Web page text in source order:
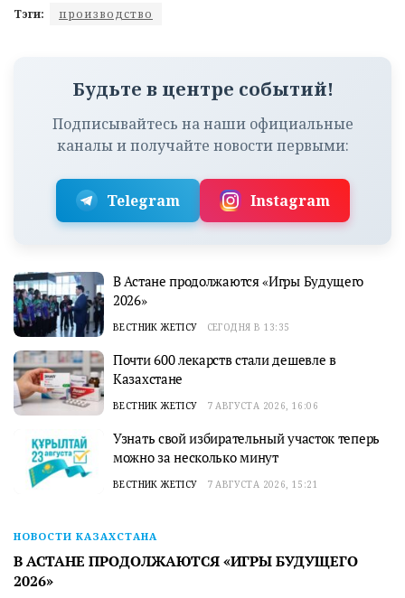
Тэги: производство
Будьте в центре событий!
Подписывайтесь на наши официальные
каналы и получайте новости первыми:
Telegram Instagram
В Астане продолжаются «Игры Будущего
2026»
ВЕСТНИК ЖЕТІСУ СЕГОДНЯ В 13:35
Почти 600 лекарств стали дешевле в
Казахстане
ВЕСТНИК ЖЕТІСУ 7 АВГУСТА 2026, 16:06
Узнать свой избирательный участок теперь
можно за несколько минут
ВЕСТНИК ЖЕТІСУ 7 АВГУСТА 2026, 15:21
НОВОСТИ КАЗАХСТАНА
В АСТАНЕ ПРОДОЛЖАЮТСЯ «ИГРЫ БУДУЩЕГО
2026»